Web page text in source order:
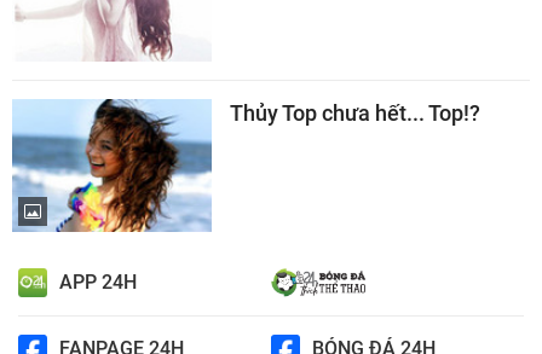
Thủy Top chưa hết... Top!?
APP 24H
FANPAGE 24H BÓNG ĐÁ 24H